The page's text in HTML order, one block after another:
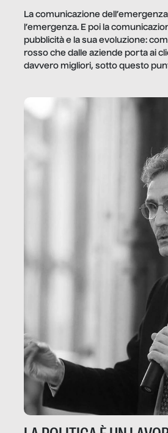
La comunicazione
l’emergenza. E poi la
pubblicità e la sua evoluzione:
rosso che dalle aziende porta ai
davvero migliori, sotto questo